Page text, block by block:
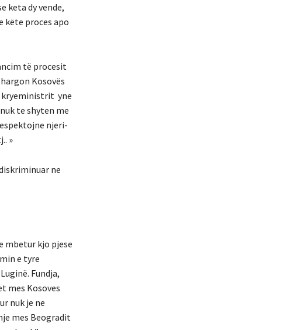
keta dy vende,
këte proces apo
të procesit
Kosovës
kryeministrit yne
te shyten me
njeri-
»
ne
mbetur kjo pjese
e tyre
Fundja,
mes Kosoves
nuk je ne
mes Beogradit